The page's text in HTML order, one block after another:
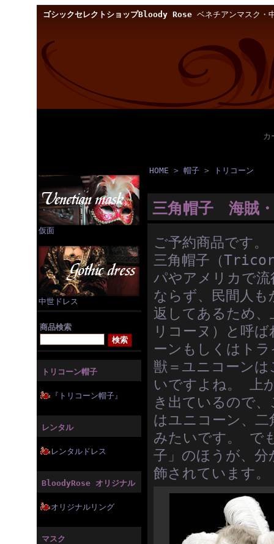
ゴシックセレクトショップBloody Roseベネチアンマスク・
カ
仮面
中世ドレス
商品検索
トリコーン帽子
『トリコーン帽子』
レンタル
レンタルドレス
BloodyRose オリジナル
オリジナルリング
マスク
HOME > 帽子> トリコーン
三角帽子 海賊
ご予約商品です。
三角帽子（
パやアメリカで
ならず、民間人
返してあるため
リコーヌ）と呼
ーンもしくはト
獣＝ユニコーン
いですよね。 上
き出ているので
はユニコーン、
みたいです。 で
子」のほうが、
飾されています。